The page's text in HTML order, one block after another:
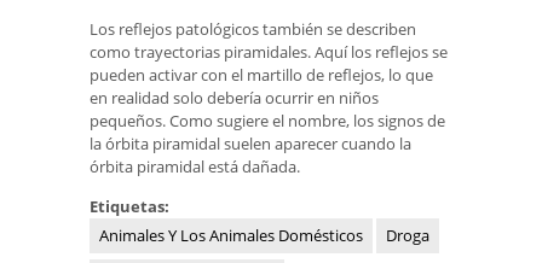
Los reflejos patológicos también se describen
como trayectorias piramidales. Aquí los reflejos se
pueden activar con el martillo de reflejos, lo que
en realidad solo debería ocurrir en niños
pequeños. Como sugiere el nombre, los signos de
la órbita piramidal suelen aparecer cuando la
órbita piramidal está dañada.
Etiquetas:
Animales Y Los Animales Domésticos
Droga